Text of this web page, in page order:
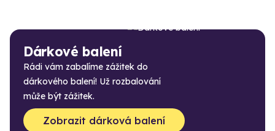
Dárkové balení
Rádi vám zabalíme zážitek do
dárkového balení! Už rozbalování
může být zážitek.
Zobrazit dárková balení